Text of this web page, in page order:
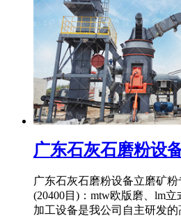
广东石灰石磨粉设
广东石灰石磨粉设备立磨矿
(20400目)：mtw欧版磨、lm
加工设备是我公司自主研发